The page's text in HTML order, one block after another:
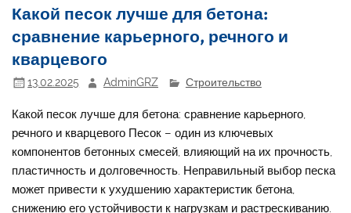
Какой песок лучше для бетона:
сравнение карьерного, речного и
кварцевого
13.02.2025 AdminGRZ Строительство
Какой песок лучше для бетона: сравнение карьерного,
речного и кварцевого Песок – один из ключевых
компонентов бетонных смесей, влияющий на их прочность,
пластичность и долговечность. Неправильный выбор песка
может привести к ухудшению характеристик бетона,
снижению его устойчивости к нагрузкам и растрескиванию.